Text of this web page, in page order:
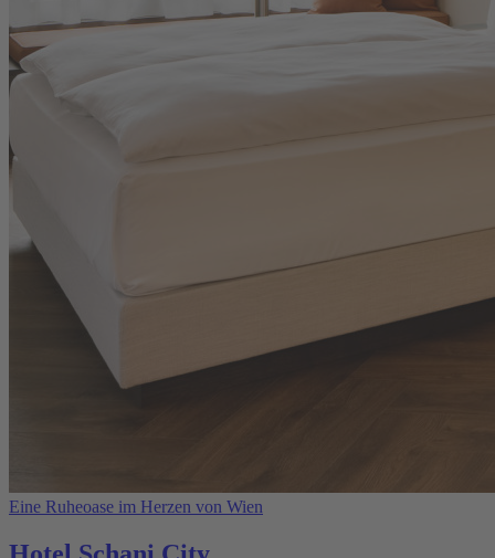
Eine Ruheoase im Herzen von Wien